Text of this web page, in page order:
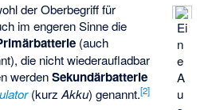
Ei
n
e
A
u
der Oberbegriff für
im engeren Sinne die
(auch
die nicht wiederaufladbar
werdenSekundärbatterie
(kurzAkku) genannt.[2]